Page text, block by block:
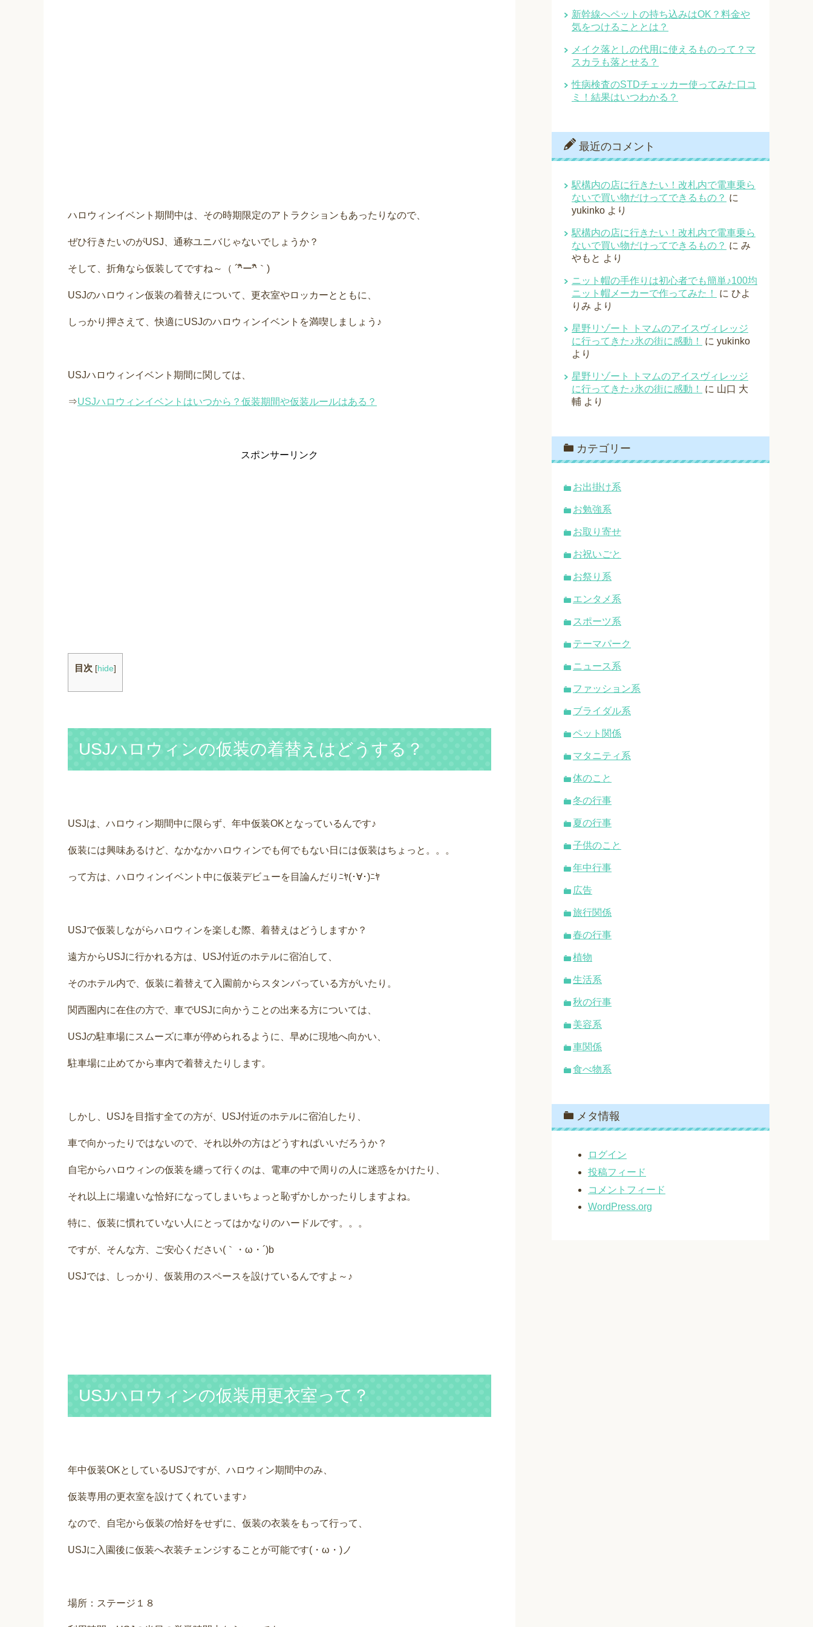
ハロウィンイベント期間中は、その時期限定のアトラクションもあったりなので、
ぜひ行きたいのがUSJ、通称ユニバじゃないでしょうか？
そして、折角なら仮装してですね～（ ´^ิー^ิ｀)
USJのハロウィン仮装の着替えについて、更衣室やロッカーとともに、
しっかり押さえて、快適にUSJのハロウィンイベントを満喫しましょう♪
USJハロウィンイベント期間に関しては、
⇒USJハロウィンイベントはいつから？仮装期間や仮装ルールはある？
スポンサーリンク
目次 [hide]
USJハロウィンの仮装の着替えはどうする？
USJは、ハロウィン期間中に限らず、年中仮装OKとなっているんです♪
仮装には興味あるけど、なかなかハロウィンでも何でもない日には仮装はちょっと。。。
って方は、ハロウィンイベント中に仮装デビューを目論んだりﾆﾔ(･∀･)ﾆﾔ
USJで仮装しながらハロウィンを楽しむ際、着替えはどうしますか？
遠方からUSJに行かれる方は、USJ付近のホテルに宿泊して、
そのホテル内で、仮装に着替えて入園前からスタンバっている方がいたり。
関西圏内に在住の方で、車でUSJに向かうことの出来る方については、
USJの駐車場にスムーズに車が停められるように、早めに現地へ向かい、
駐車場に止めてから車内で着替えたりします。
しかし、USJを目指す全ての方が、USJ付近のホテルに宿泊したり、
車で向かったりではないので、それ以外の方はどうすればいいだろうか？
自宅からハロウィンの仮装を纏って行くのは、電車の中で周りの人に迷惑をかけたり、
それ以上に場違いな恰好になってしまいちょっと恥ずかしかったりしますよね。
特に、仮装に慣れていない人にとってはかなりのハードルです。。。
ですが、そんな方、ご安心ください(｀・ω・´)b
USJでは、しっかり、仮装用のスペースを設けているんですよ～♪
USJハロウィンの仮装用更衣室って？
年中仮装OKとしているUSJですが、ハロウィン期間中のみ、
仮装専用の更衣室を設けてくれています♪
なので、自宅から仮装の恰好をせずに、仮装の衣装をもって行って、
USJに入園後に仮装へ衣装チェンジすることが可能です(・ω・)ノ
場所：ステージ１８
新幹線へペットの持ち込みはOK？料金や
気をつけることとは？
メイク落としの代用に使えるものって？マ
スカラも落とせる？
性病検査のSTDチェッカー使ってみた口コ
ミ！結果はいつわかる？
最近のコメント
駅構内の店に行きたい！改札内で電車乗ら
ないで買い物だけってできるもの？ に
yukinko より
駅構内の店に行きたい！改札内で電車乗ら
ないで買い物だけってできるもの？ に み
やもと より
ニット帽の手作りは初心者でも簡単♪100均
ニット帽メーカーで作ってみた！
に ひよ
りみ より
星野リゾート トマムのアイスヴィレッジ
に行ってきた♪氷の街に感動！
に yukinko
より
星野リゾート トマムのアイスヴィレッジ
に行ってきた♪氷の街に感動！
に 山口 大
輔 より
カテゴリー
お出掛け系
お勉強系
お取り寄せ
お祝いごと
お祭り系
エンタメ系
スポーツ系
テーマパーク
ニュース系
ファッション系
ブライダル系
ペット関係
マタニティ系
体のこと
冬の行事
夏の行事
子供のこと
年中行事
広告
旅行関係
春の行事
植物
生活系
秋の行事
美容系
車関係
食べ物系
メタ情報
ログイン
投稿フィード
コメントフィード
WordPress.org